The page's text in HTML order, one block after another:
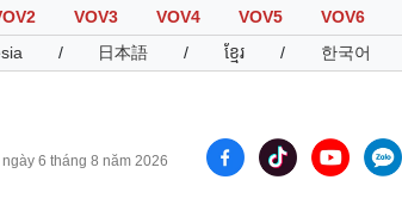
VOV3 VOV4 VOV5 VOV6
/ 日本語 / ខ្មែរ / 한국어
6 tháng 8 năm 2026